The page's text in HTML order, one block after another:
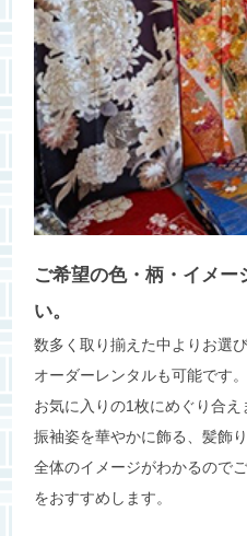
ご希望の色・柄・イメー
い。
数多く取り揃えた中よりお選
オーダーレンタルも可能です。
お気に入りの1枚にめぐり合え
振袖姿を華やかに飾る、髪飾
全体のイメージがわかるので
をおすすめします。